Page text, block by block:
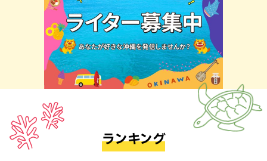
ランキング